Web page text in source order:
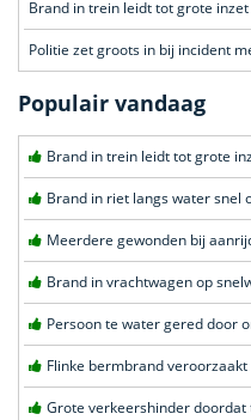
Brand in trein leidt tot grote
Politie zet groots in bij incident
Populair vandaag
Brand in riet langs water snel
Meerdere gewonden bij
Brand in vrachtwagen op
Persoon te water gered door